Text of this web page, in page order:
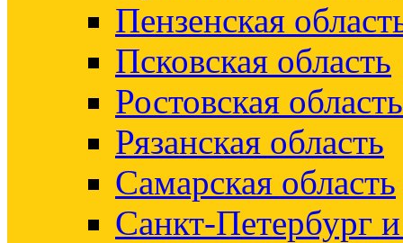
Пензенская
Псковская область
Ростовская область
Рязанская область
Самарская область
Санкт-Петербург